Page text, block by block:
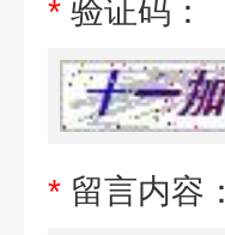
* 验证码：
* 留言内容：